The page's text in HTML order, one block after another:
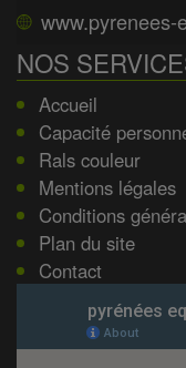
www.pyrenees-
NOS
Accueil
Capacité
Rals couleur
Mentions légales
Conditions
Plan du site
Contact